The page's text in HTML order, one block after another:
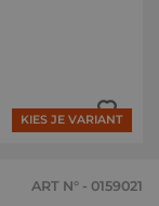
KIES JE VARIANT
ART N° - 0159021